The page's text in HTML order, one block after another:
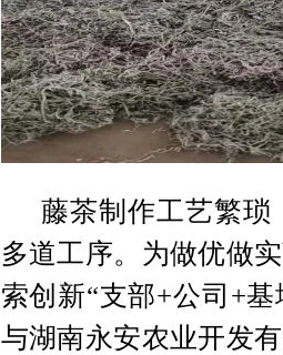
藤茶制作工艺繁琐
多道工序。为做优做
索创新“支部+公司+
与湖南永安农业开发